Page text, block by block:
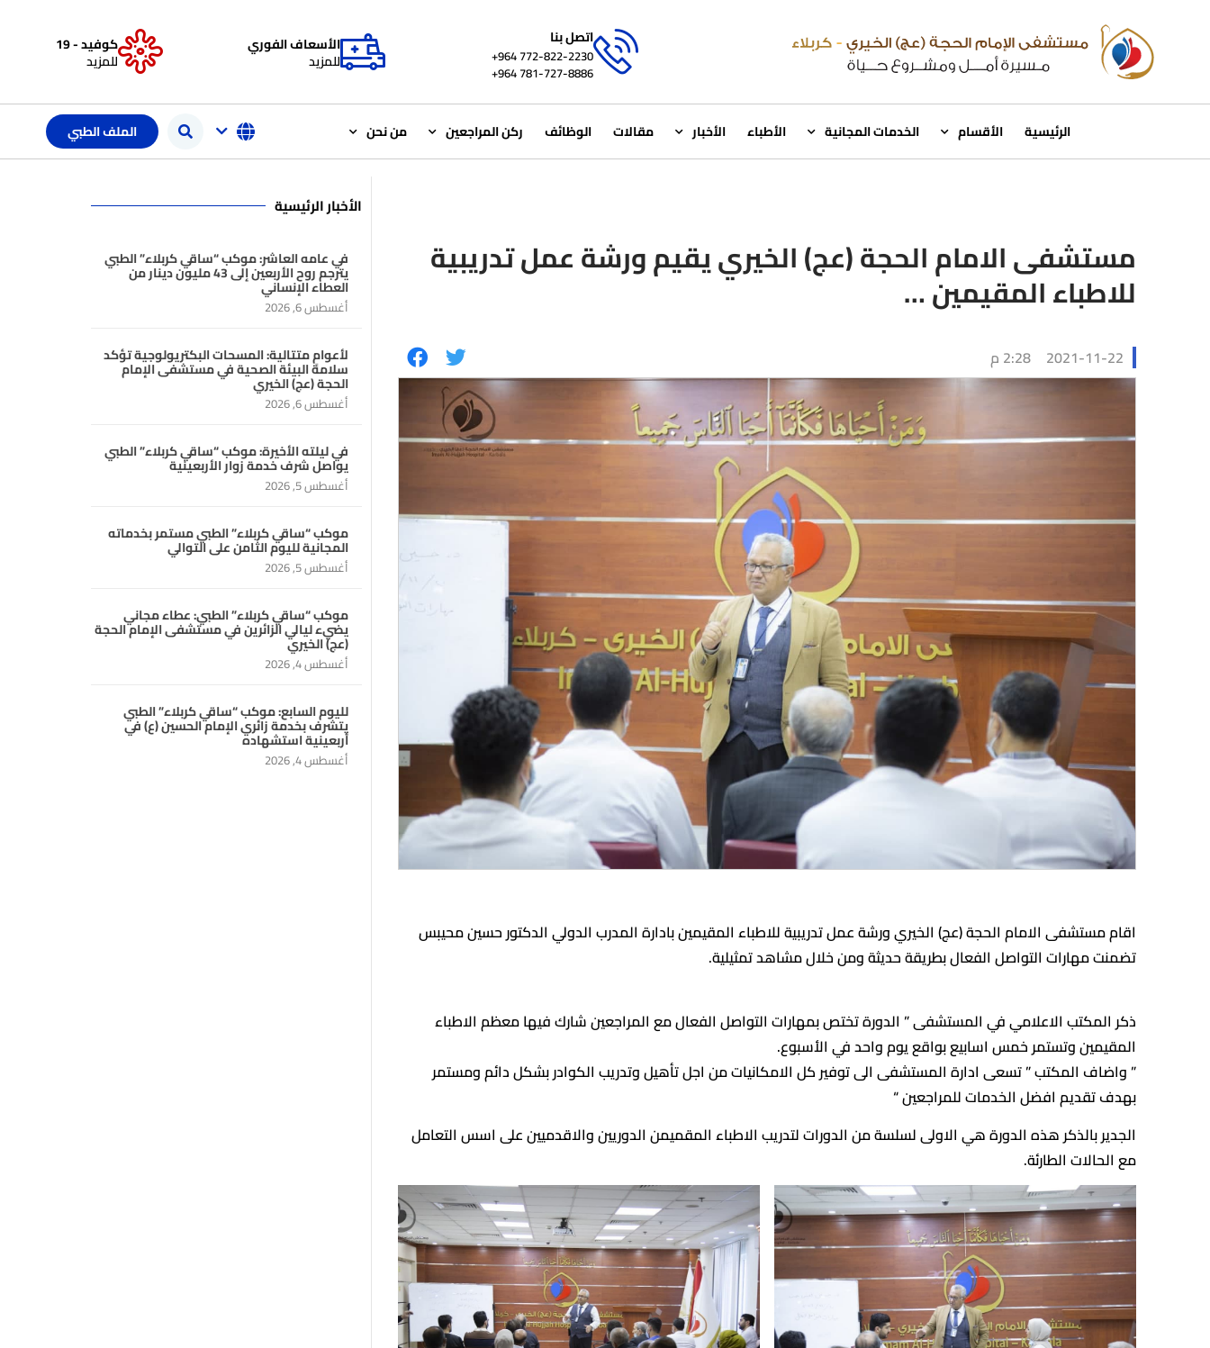
اتصل بنا
772-822-2230‏ 964+
781-727-8886 964+
الأسعاف الفوري
للمزيد
كوفيد - 19
للمزيد
الرئيسية الأقسام الخدمات المجانية الأطباء الأخبار مقالات الوظائف ركن المراجعين من نحن الملف الطبي
مستشفى الامام الحجة (عج) الخيري يقيم ورشة عمل تدريبية
للاطباء المقيمين …
2021-11-22 2:28 م
اقام مستشفى الامام الحجة (عج) الخيري ورشة عمل تدريبية للاطباء المقيمين بادارة المدرب الدولي الدكتور حسين محيبس
تضمنت مهارات التواصل الفعال بطريقة حديثة ومن خلال مشاهد تمثيلية.
ذكر المكتب الاعلامي في المستشفى ” الدورة تختص بمهارات التواصل الفعال مع المراجعين شارك فيها معظم الاطباء
المقيمين وتستمر خمس اسابيع بواقع يوم واحد في الأسبوع.
” واضاف المكتب ” تسعى ادارة المستشفى الى توفير كل الامكانيات من اجل تأهيل وتدريب الكوادر بشكل دائم ومستمر
بهدف تقديم افضل الخدمات للمراجعين “
الجدير بالذكر هذه الدورة هي الاولى لسلسة من الدورات لتدريب الاطباء المقميمن الدوريين والاقدميين على اسس التعامل
مع الحالات الطارئة.
الأخبار الرئيسية
في عامه العاشر: موكب “ساقي كربلاء” الطبي
يترجم روح الأربعين إلى 43 مليون دينار من
العطاء الإنساني
أغسطس 6, 2026
لأعوامٍ متتالية: المسحات البكتريولوجية تؤكد
سلامة البيئة الصحية في مستشفى الإمام
الحجة (عج) الخيري
أغسطس 6, 2026
في ليلته الأخيرة: موكب “ساقي كربلاء” الطبي
يواصل شرف خدمة زوار الأربعينية
أغسطس 5, 2026
موكب “ساقي كربلاء” الطبي مستمر بخدماته
المجانية لليوم الثامن على التوالي
أغسطس 5, 2026
موكب “ساقي كربلاء” الطبي: عطاء مجاني
يضيء ليالي الزائرين في مستشفى الإمام الحجة
(عج) الخيري
أغسطس 4, 2026
لليوم السابع: موكب “ساقي كربلاء” الطبي
يتشرف بخدمة زائري الإمام الحسين (ع) في
أربعينية استشهاده
أغسطس 4, 2026